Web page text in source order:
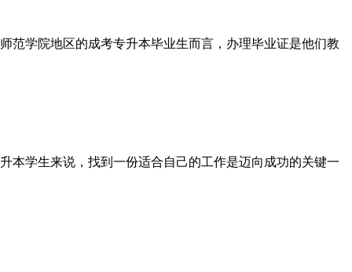
范学院地区的成考专升本毕业生而言，办理毕业证是他们教
本学生来说，找到一份适合自己的工作是迈向成功的关键一